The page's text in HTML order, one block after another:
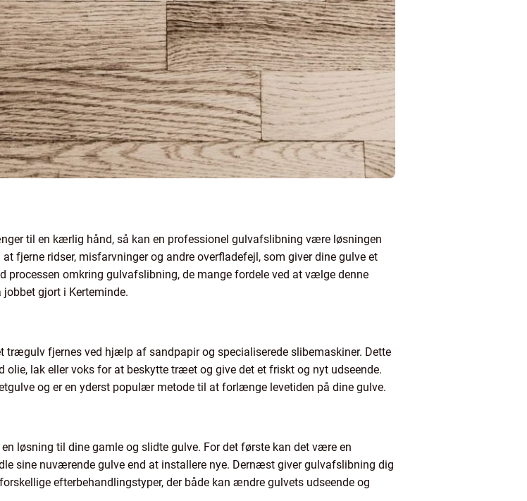
til en kærlig hånd, så kan en professionel gulvafslibning være løsningen
at fjerne ridser, misfarvninger og andre overfladefejl, som giver dine gulve et
processen omkring gulvafslibning, de mange fordele ved at vælge denne
gjort i Kerteminde.
trægulv fjernes ved hjælp af sandpapir og specialiserede slibemaskiner. Dette
olie, lak eller voks for at beskytte træet og give det et friskt og nyt udseende.
og er en yderst populær metode til at forlænge levetiden på dine gulve.
løsning til dine gamle og slidte gulve. For det første kan det være en
sine nuværende gulve end at installere nye. Dernæst giver gulvafslibning dig
efterbehandlingstyper, der både kan ændre gulvets udseende og